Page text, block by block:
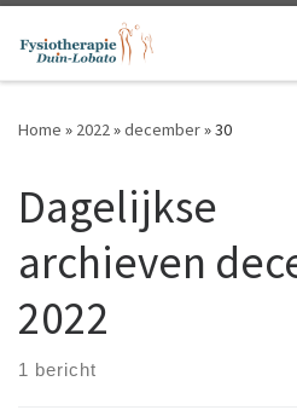
Ga naar inhoud
Home » 2022»december»30
Dagelijkse
archieven
2022
1 bericht